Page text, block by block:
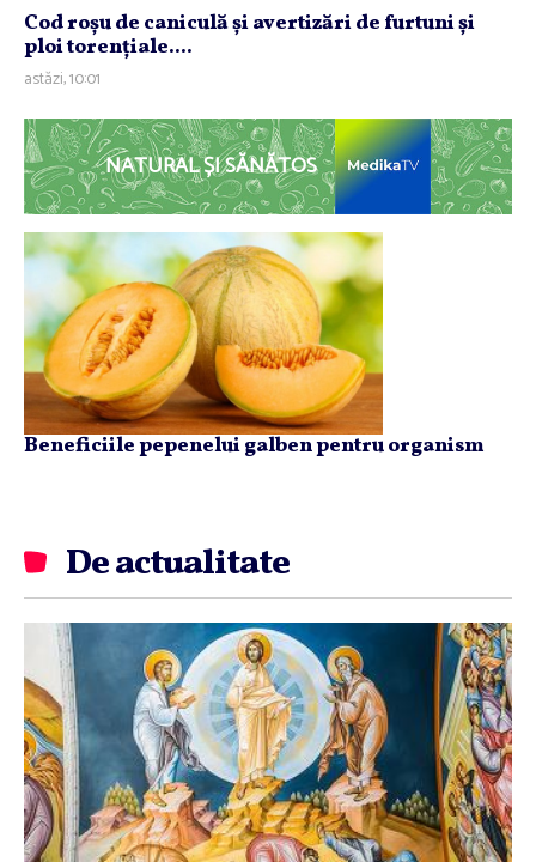
Cod roşu de caniculă şi avertizări de furtuni şi
ploi torenţiale....
astăzi, 10:01
NATURAL ȘI SĂNĂTOS
Beneficiile pepenelui galben pentru organism
De actualitate